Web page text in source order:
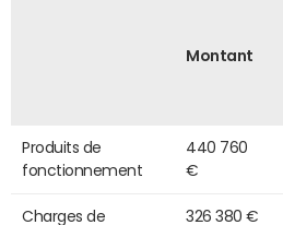
Montant
Produits de
fonctionnement
440 760
€
Charges de
326 380 €